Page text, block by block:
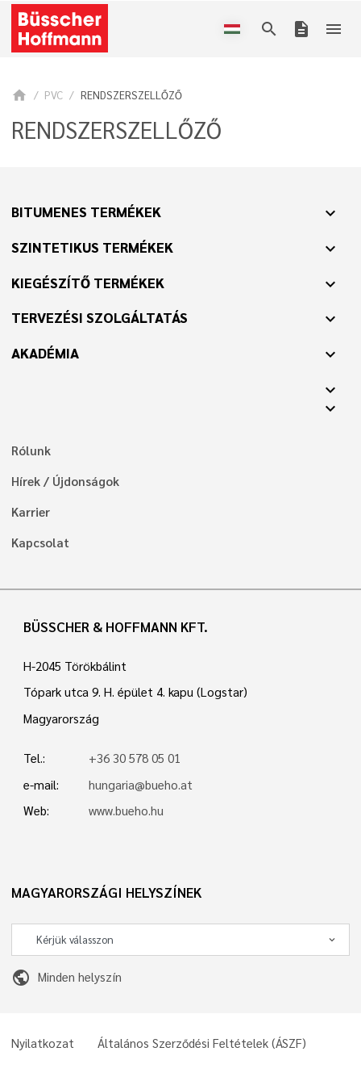
search description menu
home PVC RENDSZERSZELLŐZŐ
RENDSZERSZELLŐZŐ
BITUMENES TERMÉKEK expand_more
SZINTETIKUS TERMÉKEK expand_more
KIEGÉSZÍTŐ TERMÉKEK expand_more
TERVEZÉSI SZOLGÁLTATÁS expand_more
AKADÉMIA
expand_more
expand_more
expand_more
Rólunk
Hírek / Újdonságok
Karrier
Kapcsolat
BÜSSCHER & HOFFMANN KFT.
H-2045 Törökbálint
Tópark utca 9. H. épület 4. kapu (Logstar)
Magyarország
Tel.:
+36 30 578 05 01
e-mail:
hungaria@bueho.at
Web:
www.bueho.hu
MAGYARORSZÁGI HELYSZÍNEK
public Minden helyszín
Nyilatkozat Általános Szerződési Feltételek (ÁSZF)